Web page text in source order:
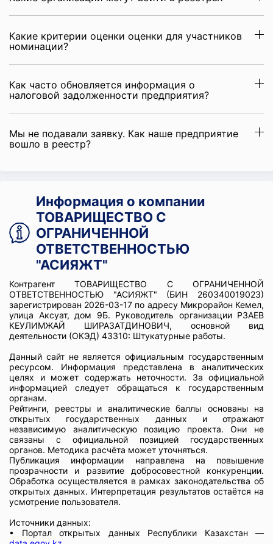
Какие критерии оценки оценки для участников
номинации?
Как часто обновляется информация о
налоговой задолженности предприятия?
Мы не подавали заявку. Как наше предприятие
вошло в реестр?
Информация о компании
ТОВАРИЩЕСТВО С
ОГРАНИЧЕННОЙ
ОТВЕТСТВЕННОСТЬЮ
"АСИЯЖТ"
Контрагент ТОВАРИЩЕСТВО С ОГРАНИЧЕННОЙ
ОТВЕТСТВЕННОСТЬЮ "АСИЯЖТ" (БИН 260340019023)
зарегистрирован 2026-03-17 по адресу Микрорайон Кемел,
улица Аксуат, дом 9Б. Руководитель организации РЗАЕВ
КЕУЛИМЖАЙ ШИРАЗАТДИНОВИЧ, основной вид
деятельности (ОКЭД) 43310: Штукатурные работы.
Данный сайт не является официальным государственным
ресурсом. Информация представлена в аналитических
целях и может содержать неточности. За официальной
информацией следует обращаться к государственным
органам.
Рейтинги, реестры и аналитические баллы основаны на
открытых государственных данных и отражают
независимую аналитическую позицию проекта. Они не
связаны с официальной позицией государственных
органов. Методика расчёта может уточняться.
Публикация информации направлена на повышение
прозрачности и развитие добросовестной конкуренции.
Обработка осуществляется в рамках законодательства об
открытых данных. Интерпретация результатов остаётся на
усмотрение пользователя.
Источники данных:
• Портал открытых данных Республики Казахстан —